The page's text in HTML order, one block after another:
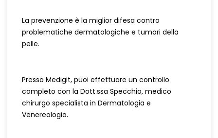
La prevenzione è la miglior difesa contro
problematiche dermatologiche e tumori della
pelle.
Presso Medigit, puoi effettuare un controllo
completo con la Dott.ssa Specchio, medico
chirurgo specialista in Dermatologia e
Venereologia.